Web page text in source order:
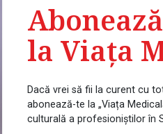
la Viața
Dacă vrei să fii la curent cu
abonează-te la „Viața
culturală a profesioniștilor în